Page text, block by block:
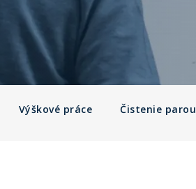
Výškové práce Čistenie parou